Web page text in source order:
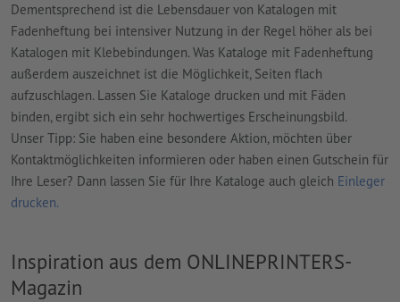
Dementsprechend ist die Lebensdauer von Katalogen mit
Fadenheftung bei intensiver Nutzung in der Regel höher als bei
Katalogen mit Klebebindungen. Was Kataloge mit Fadenheftung
außerdem auszeichnet ist die Möglichkeit, Seiten flach
aufzuschlagen. Lassen Sie Kataloge drucken und mit Fäden
binden, ergibt sich ein sehr hochwertiges Erscheinungsbild.
Unser Tipp: Sie haben eine besondere Aktion, möchten über
Kontaktmöglichkeiten informieren oder haben einen Gutschein für
Ihre Leser? Dann lassen Sie für Ihre Kataloge auch gleich Einleger
drucken.
Inspiration aus dem ONLINEPRINTERS-
Magazin